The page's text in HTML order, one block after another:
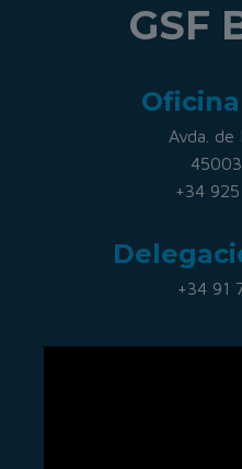
GSF
Avda. de
+34
+34 91